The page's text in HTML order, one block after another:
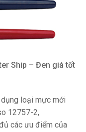
Ship – Đen giá tốt
loại mực mới
12757-2,
các ưu điểm của